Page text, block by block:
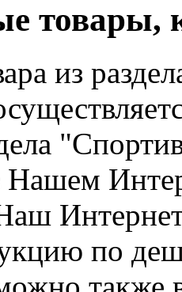
товары,
из
Нашем
по